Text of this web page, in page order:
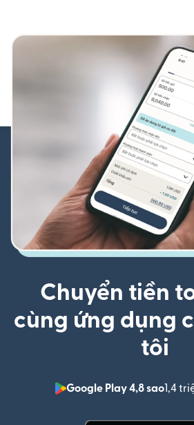
Chuyển tiền
cùng ứng dụng
tôi
Google Play 4,8 sao1,4